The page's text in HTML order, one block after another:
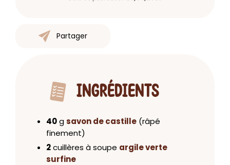
Partager
INGRÉDIENTS
40gsavon de castille (râpé
finement)
2cuillères à soupe argile verte
surfine